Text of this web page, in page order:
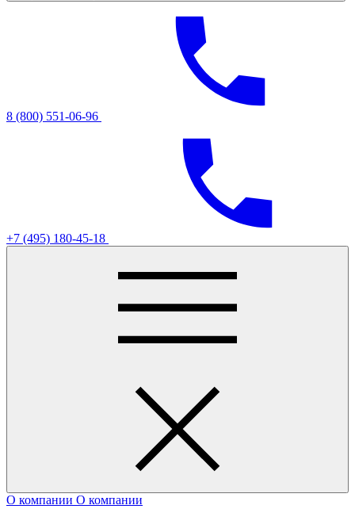
8 (800) 551-06-96
+7 (495) 180-45-18
О компании О компании